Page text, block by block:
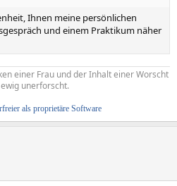
Ihnen meine persönlichen
und einem Praktikum näher
einer Frau und der Inhalt einer Worscht
unerforscht.
als proprietäre Software